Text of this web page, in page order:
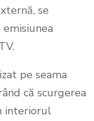
se
pe seama
că scurgerea
interiorul